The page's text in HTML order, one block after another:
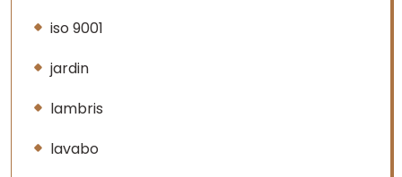
iso 9001
jardin
lambris
lavabo